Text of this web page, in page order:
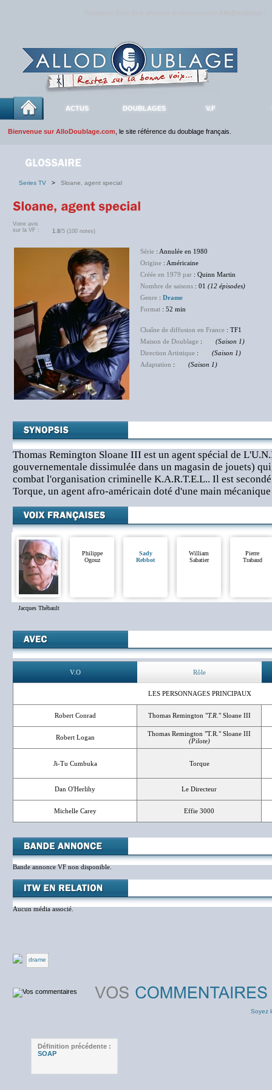
ACTUS DOUBLAGES V.F
Bienvenue sur AlloDoublage.com , le site référence du doublage français.
Series TV > Sloane, agent special
Votre avis
sur la VF :
1.8/5 (100 notes)
Série : Annulée en 1980
Origine : Américaine
Créée en 1979 par : Quinn Martin
Nombre de saisons : 01 (12 épisodes)
Genre : Drame
Format : 52 min
Chaîne de diffusion en France : TF1
Maison de Doublage :
(Saison 1)
Direction Artistique :
(Saison 1)
Adaptation : (Saison 1)
Thomas Remington Sloane III est un agent spécial de
gouvernementale dissimulée dans un magasin de jouets)
combat l'organisation criminelle K.A.R.T.E.L.. Il est
Torque, un agent afro-américain doté d'une main mécanique
Jacques Thébault
Philippe
Ogouz
Sady
Rebbot
William
Sabatier
Pierre
Trabaud
V.O Rôle
LES PERSONNAGES PRINCIPAUX
Robert Conrad Thomas Remington "T.R. " Sloane III
Robert Logan
Thomas Remington "T.R." Sloane III
(Pilote)
Ji-Tu Cumbuka Torque
Dan O'Herlihy Le Directeur
Michelle Carey Effie 3000
Bande annonce VF non disponible.
Aucun média associé.
drame
Soyez
Définition précédente :
SOAP